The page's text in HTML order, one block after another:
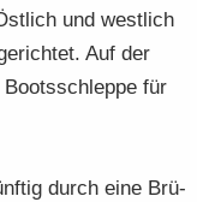
und west­lich
Auf der
für
durch eine Brü­